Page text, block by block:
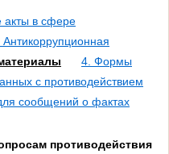
акты в сфере
Антикоррупционная
4. Формы
с противодействием
сообщений о фактах
противодействия